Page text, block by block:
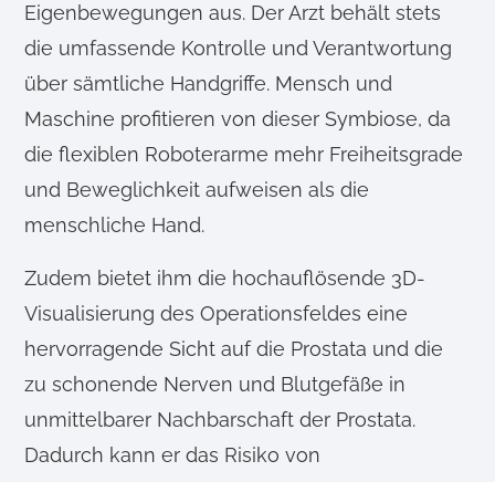
Eigenbewegungen aus. Der Arzt behält stets
die umfassende Kontrolle und Verantwortung
über sämtliche Handgriffe. Mensch und
Maschine profitieren von dieser Symbiose, da
die flexiblen Roboterarme mehr Freiheitsgrade
und Beweglichkeit aufweisen als die
menschliche Hand.
Zudem bietet ihm die hochauflösende 3D-
Visualisierung des Operationsfeldes eine
hervorragende Sicht auf die Prostata und die
zu schonende Nerven und Blutgefäße in
unmittelbarer Nachbarschaft der Prostata.
Dadurch kann er das Risiko von